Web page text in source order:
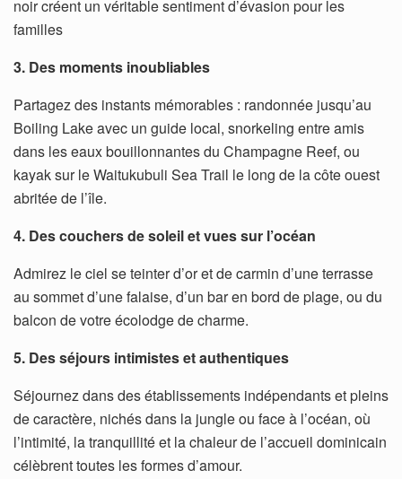
noir créent un véritable sentiment d’évasion pour les
familles
3. Des moments inoubliables
Partagez des instants mémorables : randonnée jusqu’au
Boiling Lake avec un guide local, snorkeling entre amis
dans les eaux bouillonnantes du Champagne Reef, ou
kayak sur le Waitukubuli Sea Trail le long de la côte ouest
abritée de l’île.
4. Des couchers de soleil et vues sur l’océan
Admirez le ciel se teinter d’or et de carmin d’une terrasse
au sommet d’une falaise, d’un bar en bord de plage, ou du
balcon de votre écolodge de charme.
5. Des séjours intimistes et authentiques
Séjournez dans des établissements indépendants et pleins
de caractère, nichés dans la jungle ou face à l’océan, où
l’intimité, la tranquillité et la chaleur de l’accueil dominicain
célèbrent toutes les formes d’amour.